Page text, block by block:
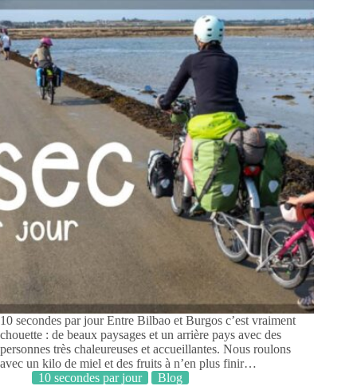
10 secondes par jour Entre Bilbao et Burgos c’est vraiment
chouette : de beaux paysages et un arrière pays avec des
personnes très chaleureuses et accueillantes. Nous roulons
avec un kilo de miel et des fruits à n’en plus finir…
10 secondes par jour
Blog